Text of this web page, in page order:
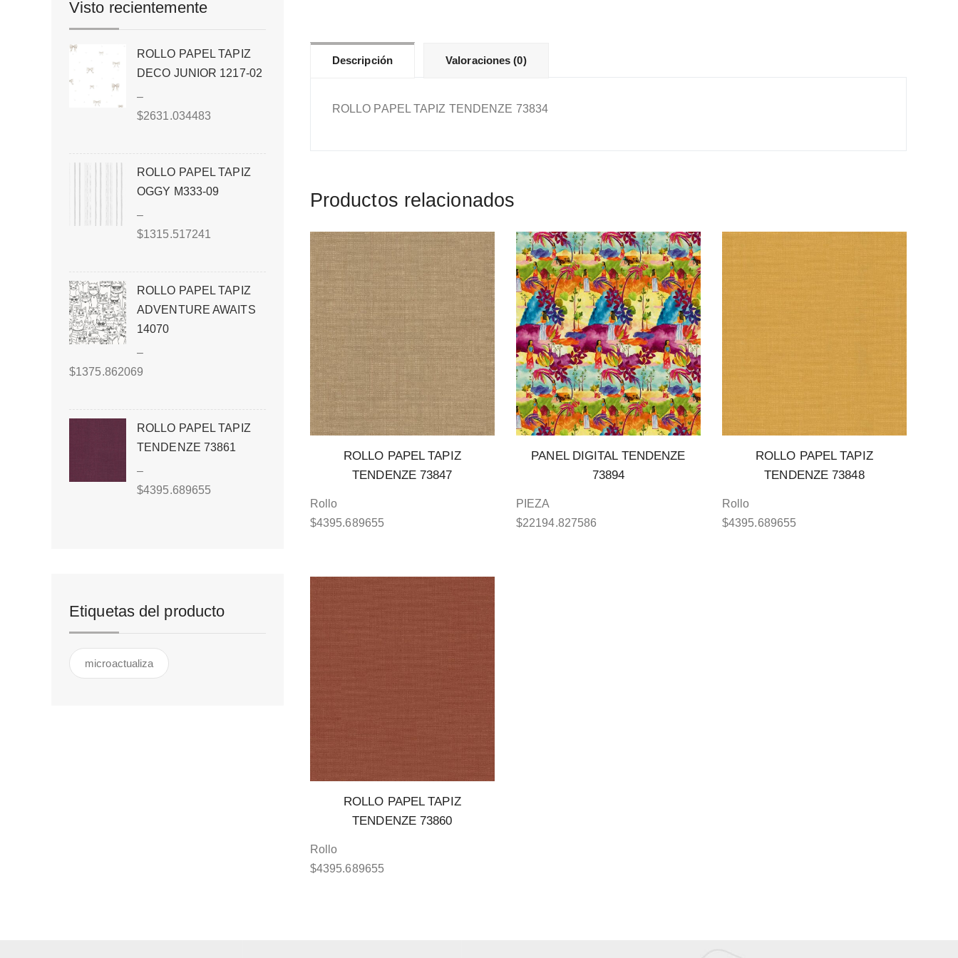
Descripción Valoraciones (0)
ROLLO PAPEL TAPIZ TENDENZE 73834
Productos relacionados
ROLLO PAPEL TAPIZ
TENDENZE 73847
Rollo
$4395.689655
PANEL DIGITAL TENDENZE
73894
PIEZA
$22194.827586
ROLLO PAPEL TAPIZ
TENDENZE 73848
Rollo
$4395.689655
ROLLO PAPEL TAPIZ
TENDENZE 73860
Rollo
$4395.689655
Visto recientemente
ROLLO PAPEL TAPIZ
DECO JUNIOR 1217-02
–
$2631.034483
ROLLO PAPEL TAPIZ
OGGY M333-09
–
$1315.517241
ROLLO PAPEL TAPIZ
ADVENTURE AWAITS
14070
–
$1375.862069
ROLLO PAPEL TAPIZ
TENDENZE 73861
–
$4395.689655
Etiquetas del producto
microactualiza